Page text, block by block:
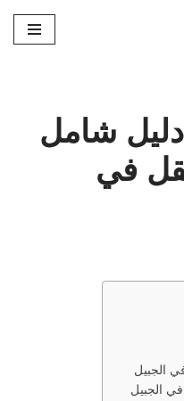
شامل
في
الجبيل
الجبيل